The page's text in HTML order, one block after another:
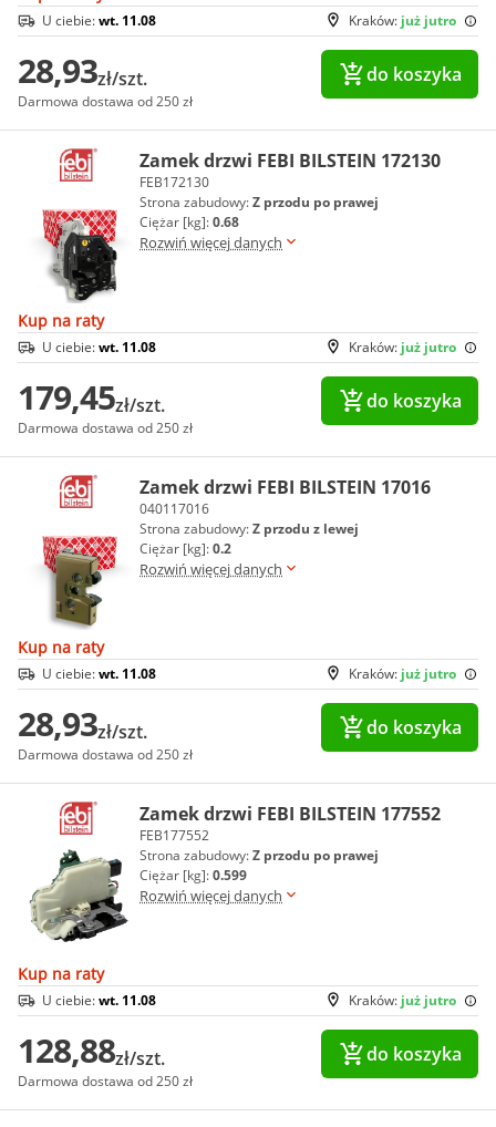
Kraków: już jutro
U ciebie:wt. 11.08
28,93zł/szt.
Darmowa dostawa od 250 zł
do koszyka
Zamek drzwi FEBI BILSTEIN 172130
FEB172130
Strona zabudowy:Z przodu po prawej
Ciężar [kg]:0.68
Rozwiń więcej danych
Kup na raty
Kraków: już jutro
U ciebie:wt. 11.08
179,45zł/szt.
Darmowa dostawa od 250 zł
do koszyka
Zamek drzwi FEBI BILSTEIN 17016
040117016
Strona zabudowy:Z przodu z lewej
Ciężar [kg]:0.2
Rozwiń więcej danych
Kup na raty
Kraków: już jutro
U ciebie:wt. 11.08
28,93zł/szt.
Darmowa dostawa od 250 zł
do koszyka
Zamek drzwi FEBI BILSTEIN 177552
FEB177552
Strona zabudowy:Z przodu po prawej
Ciężar [kg]:0.599
Rozwiń więcej danych
Kup na raty
Kraków: już jutro
U ciebie:wt. 11.08
128,88zł/szt.
Darmowa dostawa od 250 zł
do koszyka